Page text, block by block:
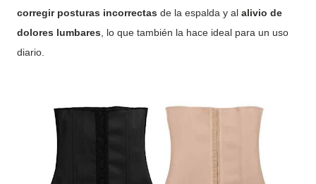
corregir posturas incorrectas de la espalda y al alivio de
dolores lumbares, lo que también la hace ideal para un uso
diario.